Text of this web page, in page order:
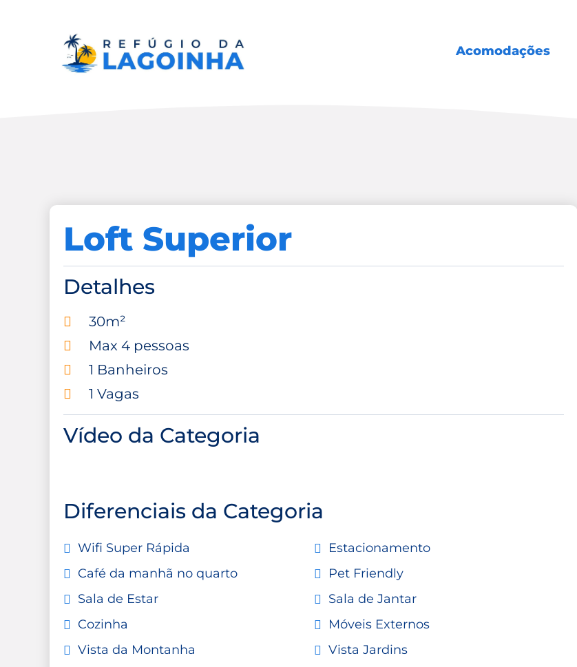
Acomodações
Loft Superior
Detalhes
30m²
Max 4 pessoas
1 Banheiros
1 Vagas
Vídeo da Categoria
Diferenciais da Categoria
Wifi Super Rápida
Estacionamento
Café da manhã no quarto
Pet Friendly
Sala de Estar
Sala de Jantar
Cozinha
Móveis Externos
Vista da Montanha
Vista Jardins